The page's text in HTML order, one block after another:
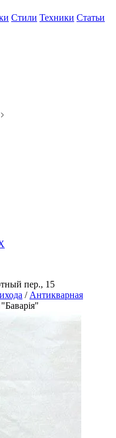
Стили Техники Статьи
пер., 15
/ Антикварная